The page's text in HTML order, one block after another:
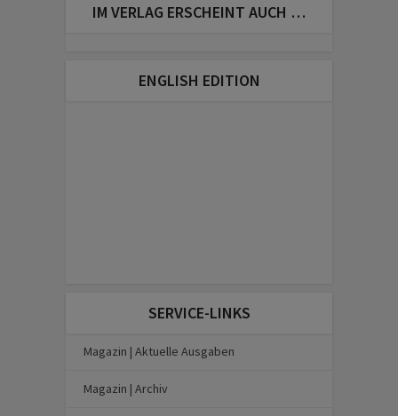
IM VERLAG ERSCHEINT AUCH …
ENGLISH EDITION
SERVICE-LINKS
Magazin | Aktuelle Ausgaben
Magazin | Archiv